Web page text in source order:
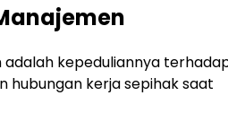
kepeduliannya
hubungan kerja sepihak saat